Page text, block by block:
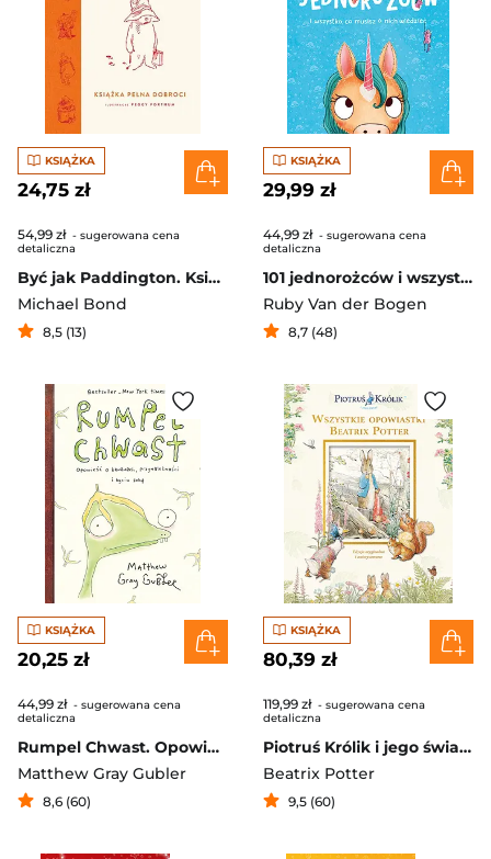
KSIĄŻKA
24,75 zł
54,99 zł - sugerowana cena
detaliczna
Być jak Paddington. Książka pełna dobroci
Michael Bond
8,5 (13)
KSIĄŻKA
29,99 zł
44,99 zł - sugerowana cena
detaliczna
101 jednorożców i wszystko, co musisz o nich wiedzieć
Ruby Van der Bogen
8,7 (48)
KSIĄŻKA
20,25 zł
44,99 zł - sugerowana cena
detaliczna
Rumpel Chwast. Opowieść o bananach, przynależności i byciu sobą
Matthew Gray Gubler
8,6 (60)
KSIĄŻKA
80,39 zł
119,99 zł - sugerowana cena
detaliczna
Piotruś Królik i jego świat. Wszystkie opowiastki Beatrix Potter
Beatrix Potter
9,5 (60)